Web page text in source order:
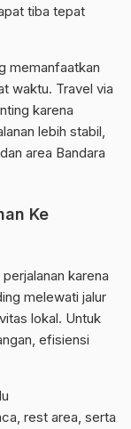
tiba tepat
memanfaatkan
waktu. Travel via
karena
lebih stabil,
area Bandara
Ke
karena
melewati jalur
lokal. Untuk
efisiensi
rest area, serta